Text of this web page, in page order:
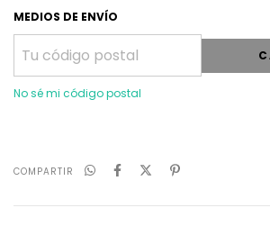
MEDIOS DE ENVÍO
No sé mi código postal
COMPARTIR